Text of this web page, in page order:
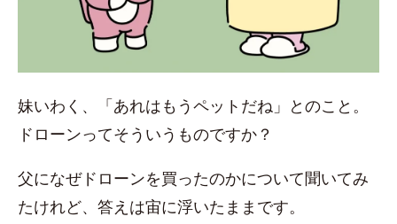
妹いわく、「あれはもうペットだね」とのこと。
ドローンってそういうものですか？
父になぜドローンを買ったのかについて聞いてみ
たけれど、答えは宙に浮いたままです。